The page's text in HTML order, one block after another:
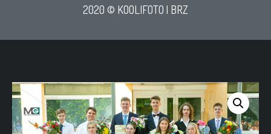
2020 © KOOLIFOTO | BRZ